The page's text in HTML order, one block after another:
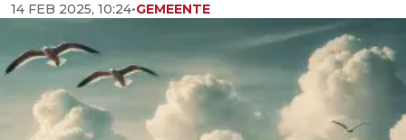
14 FEB 2025, 10:24•GEMEENTE